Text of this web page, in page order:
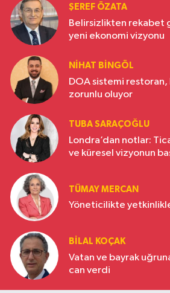
ŞEREF ÖZATA
Belirsizlikten rekabet
yeni ekonomi vizyonu
NIHAT BINGÖL
DOA sistemi
zorunlu oluyor
TUBA SARAÇOĞLU
Londra’dan notlar:
ve küresel vizyonun
TÜMAY MERCAN
Yöneticilikte
BILAL KOÇAK
Vatan ve bayrak
can verdi